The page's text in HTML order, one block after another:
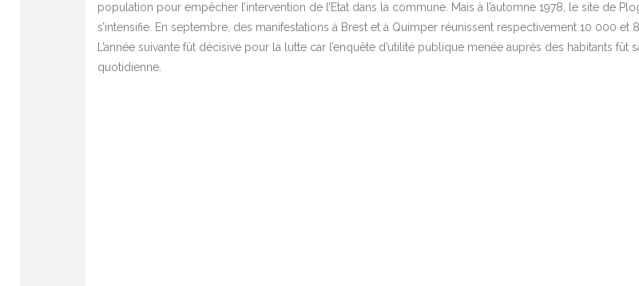
population pour empêcher l’intervention de l’Etat dans la commune. Mais à l’automne 1978, le site de
s’intensifie. En septembre, des manifestations à Brest et à Quimper réunissent respectivement 10 000
L’année suivante fût décisive pour la lutte car l’enquête d’utilité publique menée auprès des habitants
quotidienne.